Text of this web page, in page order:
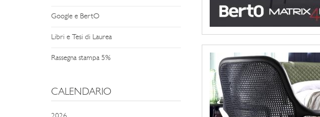
Google e BertO
Libri e Tesi di Laurea
Rassegna stampa 5%
CALENDARIO